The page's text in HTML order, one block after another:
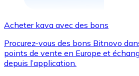
Acheter kava avec des bons
Procurez-vous des bons Bitnovo
points de vente en Europe et
depuis l’application.